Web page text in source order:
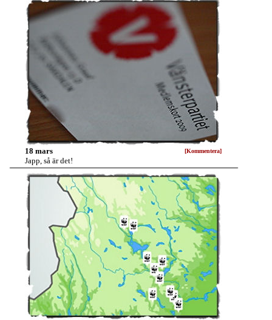
18 mars [Kommentera]
Japp, så är det!